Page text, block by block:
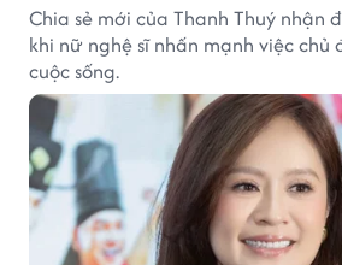
Chia sẻ mới của Thanh Thuý nhận
khi nữ nghệ sĩ nhấn mạnh việc
cuộc sống.